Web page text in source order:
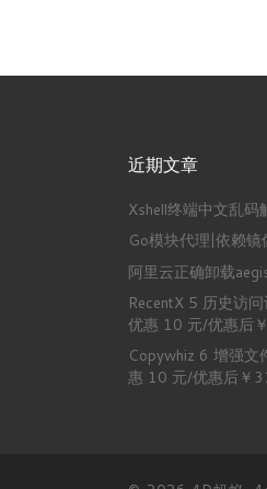
近期文章
Xshell终端中文乱码
Go模块代理|依赖
阿里云正确卸载
RecentX 5 历史访
优惠 10 元/优惠后
Copywhiz 6 增强文
惠 10 元/优惠后￥